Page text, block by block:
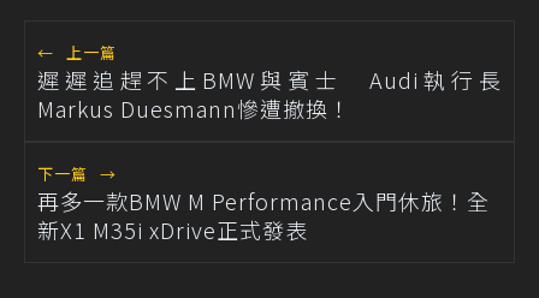
← 上一篇
遲遲追趕不上BMW與賓士 Audi執行長
Markus Duesmann慘遭撤換！
下一篇 →
再多一款BMW M Performance入門休旅！全
新X1 M35i xDrive正式發表